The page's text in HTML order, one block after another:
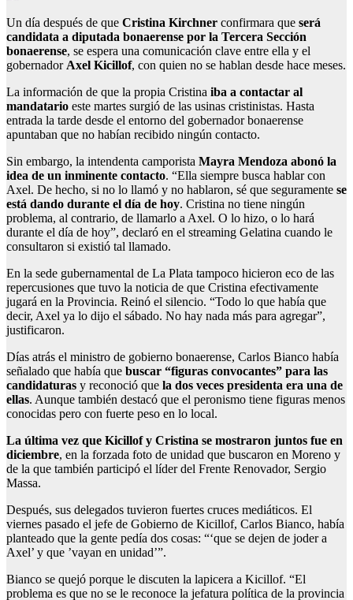
Un día después de que Cristina Kirchner confirmara que será
candidata a diputada bonaerense por la Tercera Sección
bonaerense, se espera una comunicación clave entre ella y el
gobernador Axel Kicillof, con quien no se hablan desde hace meses.
La información de que la propia Cristina iba a contactar al
mandatario este martes surgió de las usinas cristinistas. Hasta
entrada la tarde desde el entorno del gobernador bonaerense
apuntaban que no habían recibido ningún contacto.
Sin embargo, la intendenta camporista Mayra Mendoza abonó la
idea de un inminente contacto. “Ella siempre busca hablar con
Axel. De hecho, si no lo llamó y no hablaron, sé que seguramente se
está dando durante el día de hoy. Cristina no tiene ningún
problema, al contrario, de llamarlo a Axel. O lo hizo, o lo hará
durante el día de hoy”, declaró en el streaming Gelatina cuando le
consultaron si existió tal llamado.
En la sede gubernamental de La Plata tampoco hicieron eco de las
repercusiones que tuvo la noticia de que Cristina efectivamente
jugará en la Provincia. Reinó el silencio. “Todo lo que había que
decir, Axel ya lo dijo el sábado. No hay nada más para agregar”,
justificaron.
Días atrás el ministro de gobierno bonaerense, Carlos Bianco había
señalado que había que buscar “figuras convocantes” para las
candidaturas y reconoció que la dos veces presidenta era una de
ellas. Aunque también destacó que el peronismo tiene figuras menos
conocidas pero con fuerte peso en lo local.
La última vez que Kicillof y Cristina se mostraron juntos fue en
diciembre, en la forzada foto de unidad que buscaron en Moreno y
de la que también participó el líder del Frente Renovador, Sergio
Massa.
Después, sus delegados tuvieron fuertes cruces mediáticos. El
viernes pasado el jefe de Gobierno de Kicillof, Carlos Bianco, había
planteado que la gente pedía dos cosas: “‘que se dejen de joder a
Axel’ y que ’vayan en unidad’”.
Bianco se quejó porque le discuten la lapicera a Kicillof. “El
problema es que no se le reconoce la jefatura política de la provincia